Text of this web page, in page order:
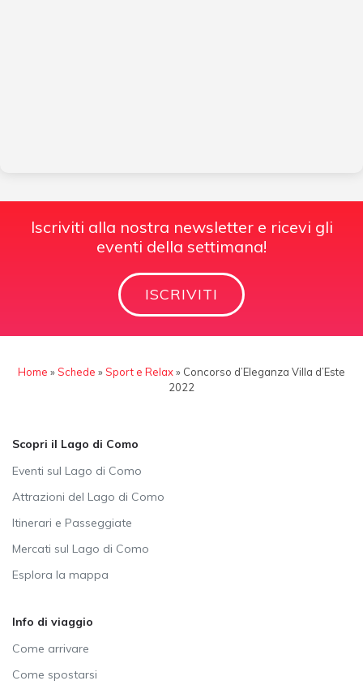
Iscriviti alla nostra newsletter e ricevi gli
eventi della settimana!
ISCRIVITI
Home »Schede »Sport e Relax» Concorso d’Eleganza Villa d’Este
2022
Scopri il Lago di Como
Eventi sul Lago di Como
Attrazioni del Lago di Como
Itinerari e Passeggiate
Mercati sul Lago di Como
Esplora la mappa
Info di viaggio
Come arrivare
Come spostarsi